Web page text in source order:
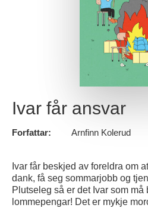
Ivar får ansvar
Forfattar: Arnfinn Kolerud
Ivar får beskjed av foreldra om
dank, få seg sommarjobb og
Plutseleg så er det Ivar som må
lommepengar! Det er mykje